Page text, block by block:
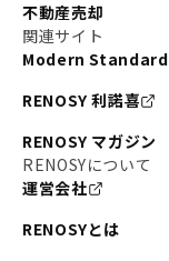
不動産売却
関連サイト
Modern Standard
RENOSY 利諾喜
RENOSY マガジン
RENOSYについて
運営会社
RENOSYとは